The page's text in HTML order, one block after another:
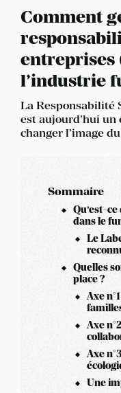
Comment
entreprises
l’industrie
La Responsabilité
est aujourd’hui
changer l’image
Sommaire
Qu’est-
dans le
Le
Quelles
place ?
Axe
Axe
Axe
Une